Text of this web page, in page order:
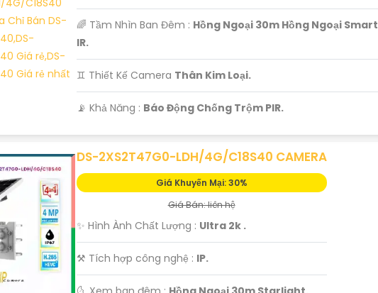
🌈 Tầm Nhìn Ban Đêm : Hồng Ngoại 30m Hồng Ngoại Smart
IR.
♊ Thiết Kế Camera Thân Kim Loại.
️📡 Khả Năng : Báo Động Chống Trộm PIR.
DS-2XS2T47G0-LDH/4G/C18S40 CAMERA
Giá Khuyến Mại: 30%
Giá Bán: liên hệ
✨ Hình Ành Chất Lượng : Ultra 2k .
⚒ Tích hợp công nghệ : IP.